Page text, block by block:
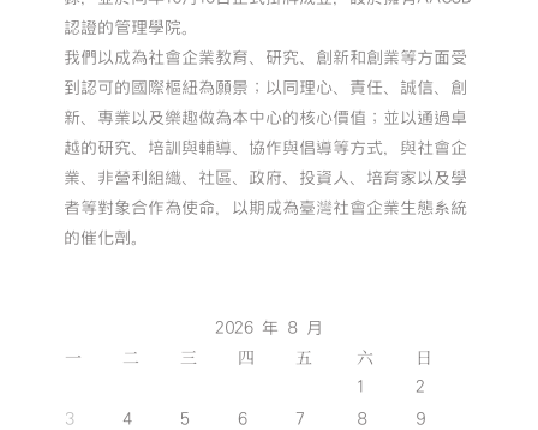
認證的管理學院。
我們以成為社會企業教育、研究、創新和創業等方面受
到認可的國際樞紐為願景；以同理心、責任、誠信、創
新、專業以及樂趣做為本中心的核心價值；並以通過卓
越的研究、培訓與輔導、協作與倡導等方式，與社會企
業、非營利組織、社區、政府、投資人、培育家以及學
者等對象合作為使命，以期成為臺灣社會企業生態系統
的催化劑。
2026 年 8 月
一 二 三 四 五 六 日
1
2
3
4 5 6 7 8
9